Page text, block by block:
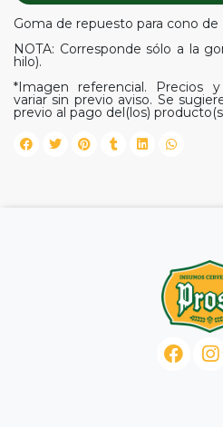
Goma de repuesto para cono de
NOTA: Corresponde sólo a la
hilo).
*Imagen referencial. Precios
variar sin previo aviso. Se
previo al pago del(los)